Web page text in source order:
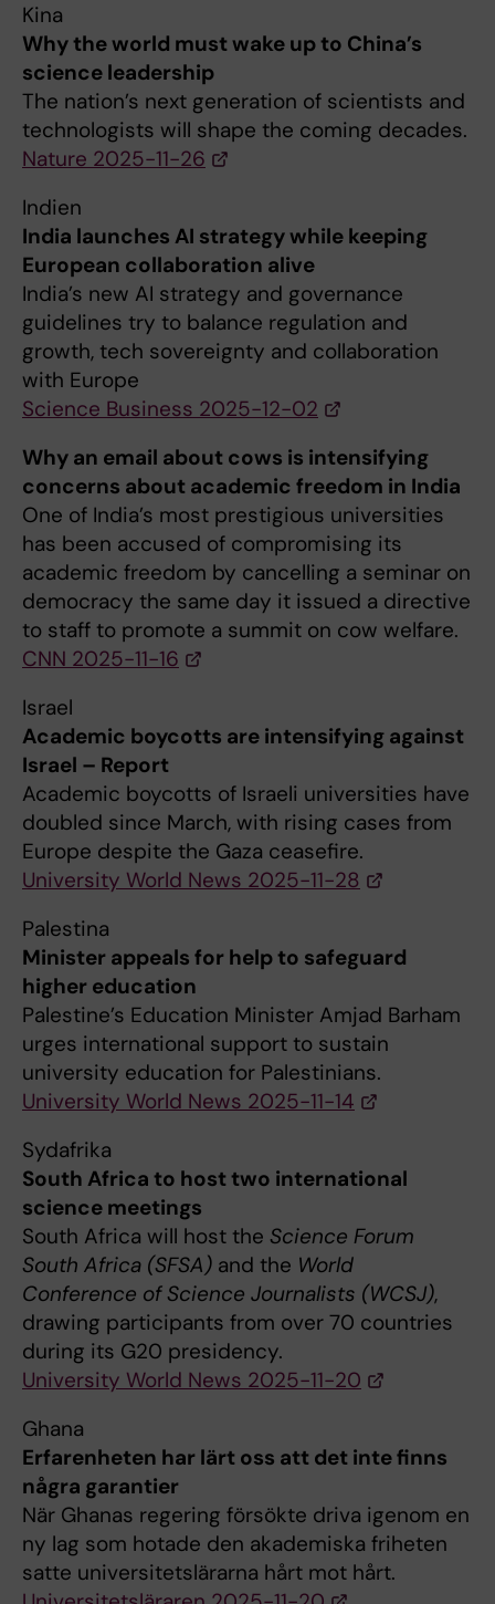
Kina
Why the world must wake up to China’s
science leadership
The nation’s next generation of scientists and
technologists will shape the coming decades.
Nature 2025-11-26
Indien
India launches AI strategy while keeping
European collaboration alive
India’s new AI strategy and governance
guidelines try to balance regulation and
growth, tech sovereignty and collaboration
with Europe
Science Business 2025-12-02
Why an email about cows is intensifying
concerns about academic freedom in India
One of India’s most prestigious universities
has been accused of compromising its
academic freedom by cancelling a seminar on
democracy the same day it issued a directive
to staff to promote a summit on cow welfare.
CNN 2025-11-16
Israel
Academic boycotts are intensifying against
Israel – Report
Academic boycotts of Israeli universities have
doubled since March, with rising cases from
Europe despite the Gaza ceasefire.
University World News 2025-11-28
Palestina
Minister appeals for help to safeguard
higher education
Palestine’s Education Minister Amjad Barham
urges international support to sustain
university education for Palestinians.
University World News 2025-11-14
Sydafrika
South Africa to host two international
science meetings
South Africa will host the Science Forum
South Africa (SFSA) and the World
Conference of Science Journalists (WCSJ),
drawing participants from over 70 countries
during its G20 presidency.
University World News 2025-11-20
Ghana
Erfarenheten har lärt oss att det inte finns
några garantier
När Ghanas regering försökte driva igenom en
ny lag som hotade den akademiska friheten
satte universitetslärarna hårt mot hårt.